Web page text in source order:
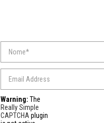
Warning: The
Really Simple
CAPTCHA plugin